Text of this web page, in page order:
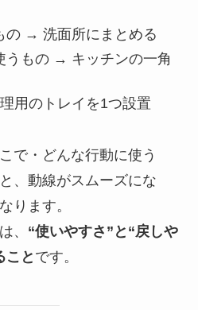
の → 洗面所にまとめる
うもの → キッチンの一角
用のトレイを1つ設置
で・どんな行動に使う
、動線がスムーズにな
ります。
、 “使いやすさ”と“戻しや
こと です。